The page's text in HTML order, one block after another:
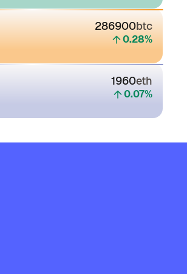
286900btc
0.28%
1960eth
0.07%